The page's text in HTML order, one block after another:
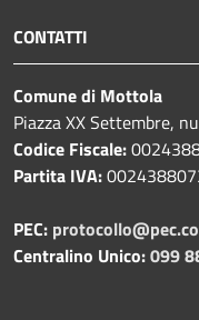
CONTATTI
Comune di Mottola
Piazza XX Settembre,
Codice Fiscale:
Partita IVA:
PEC:
Centralino Unico:099